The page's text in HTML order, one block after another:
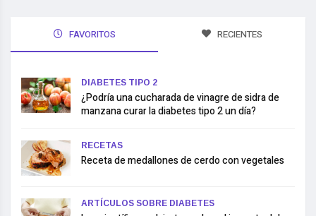
FAVORITOS RECIENTES
DIABETES TIPO 2
¿Podría una cucharada de vinagre de sidra de
manzana curar la diabetes tipo 2 un día?
RECETAS
Receta de medallones de cerdo con vegetales
ARTÍCULOS SOBRE DIABETES